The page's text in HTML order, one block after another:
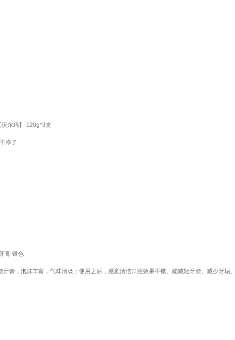
尔玛】 120g*3支
净了
膏 银色
膏，泡沫丰富，气味清淡；使用之后，感觉清洁口腔效果不错、能减轻牙渍、减少牙垢